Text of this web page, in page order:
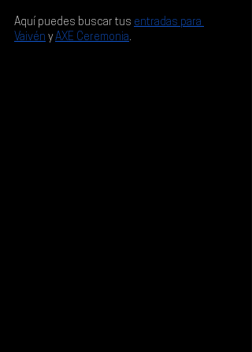
Aquí puedes buscar tus entradas para
Vaivén y AXE Ceremonia.